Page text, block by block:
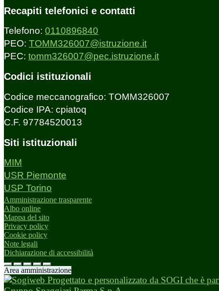
Recapiti telefonici e contatti
Telefono: 0110896840
PEO: TOMM326007@istruzione.it
PEC: tomm326007@pec.istruzione.it
Codici istituzionali
Codice meccanografico: TOMM326007
Codice IPA: cpiatoq
C.F. 97784520013
Siti istituzionali
MIM
USR Piemonte
USP Torino
Amministrazione trasparente
Albo online
Mappa del sito
Privacy policy
Cookie policy
Note legali
Dichiarazione di accessibilità
Area amministrazione